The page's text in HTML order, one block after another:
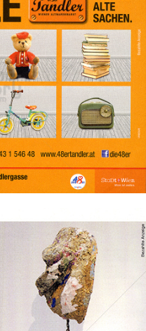
WIEN PID 2015
Bild-ID: 71401